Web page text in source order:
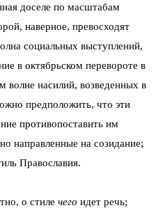
доселе по масштабам
наверное, превосходят
социальных выступлений,
в октябрьском перевороте в
волне насилий, возведенных в
предположить, что эти
противопоставить им
направленные на созидание;
Православия.
о стиле чего идет речь;